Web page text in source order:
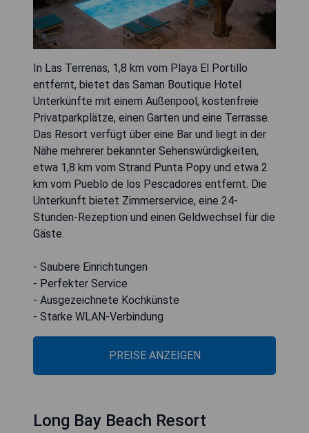
In Las Terrenas, 1,8 km vom Playa El Portillo
entfernt, bietet das Saman Boutique Hotel
Unterkünfte mit einem Außenpool, kostenfreie
Privatparkplätze, einen Garten und eine Terrasse.
Das Resort verfügt über eine Bar und liegt in der
Nähe mehrerer bekannter Sehenswürdigkeiten,
etwa 1,8 km vom Strand Punta Popy und etwa 2
km vom Pueblo de los Pescadores entfernt. Die
Unterkunft bietet Zimmerservice, eine 24-
Stunden-Rezeption und einen Geldwechsel für die
Gäste.
- Saubere Einrichtungen
- Perfekter Service
- Ausgezeichnete Kochkünste
- Starke WLAN-Verbindung
PREISE ANZEIGEN
Long Bay Beach Resort